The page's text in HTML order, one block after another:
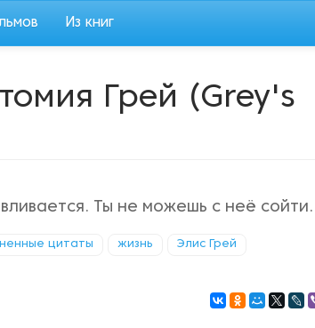
Из книг
Грей (Grey's
Ты не можешь с неё сойти.
цитаты жизнь Элис Грей